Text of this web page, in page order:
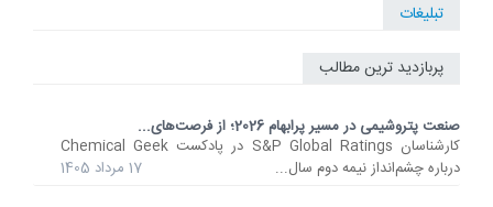
تبلیغات
پربازدید ترین مطالب
صنعت پتروشیمی در مسیر پرابهام 2026؛ از فرصت‌های...
کارشناسان S&P Global Ratings در پادکست Chemical Geek
درباره چشم‌انداز نیمه دوم سال...
17 مرداد 1405